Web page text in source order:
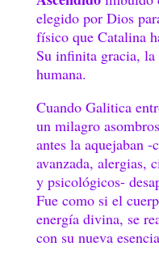
elegido por Dios
físico que Catalina
Su infinita gracia,
humana.
Cuando Galitica
un milagro
antes la aquejaban
avanzada, alergias,
y psicológicos-
Fue como si el
energía divina, se
con su nueva